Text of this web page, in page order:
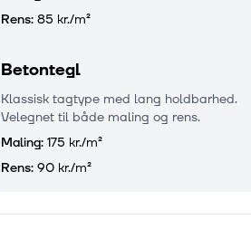
Rens: 85 kr./m²
Betontegl
Klassisk tagtype med lang holdbarhed.
Velegnet til både maling og rens.
Maling: 175 kr./m²
Rens: 90 kr./m²